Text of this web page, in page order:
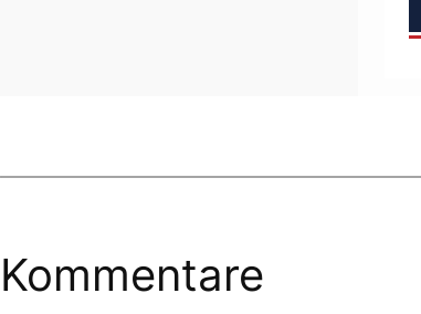
Kommentare